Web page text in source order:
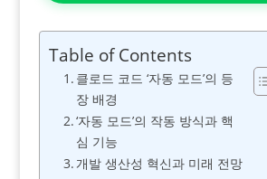
Table of Contents
클로드 코드 ‘자동 모드’의 등
장 배경
‘자동 모드’의 작동 방식과 핵
심 기능
개발 생산성 혁신과 미래 전망